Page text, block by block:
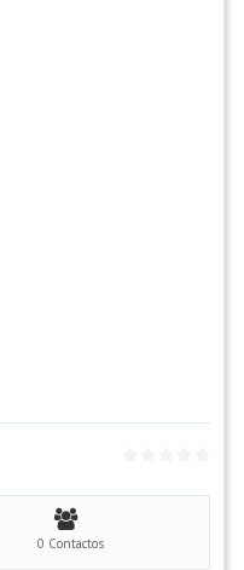
0 Contactos